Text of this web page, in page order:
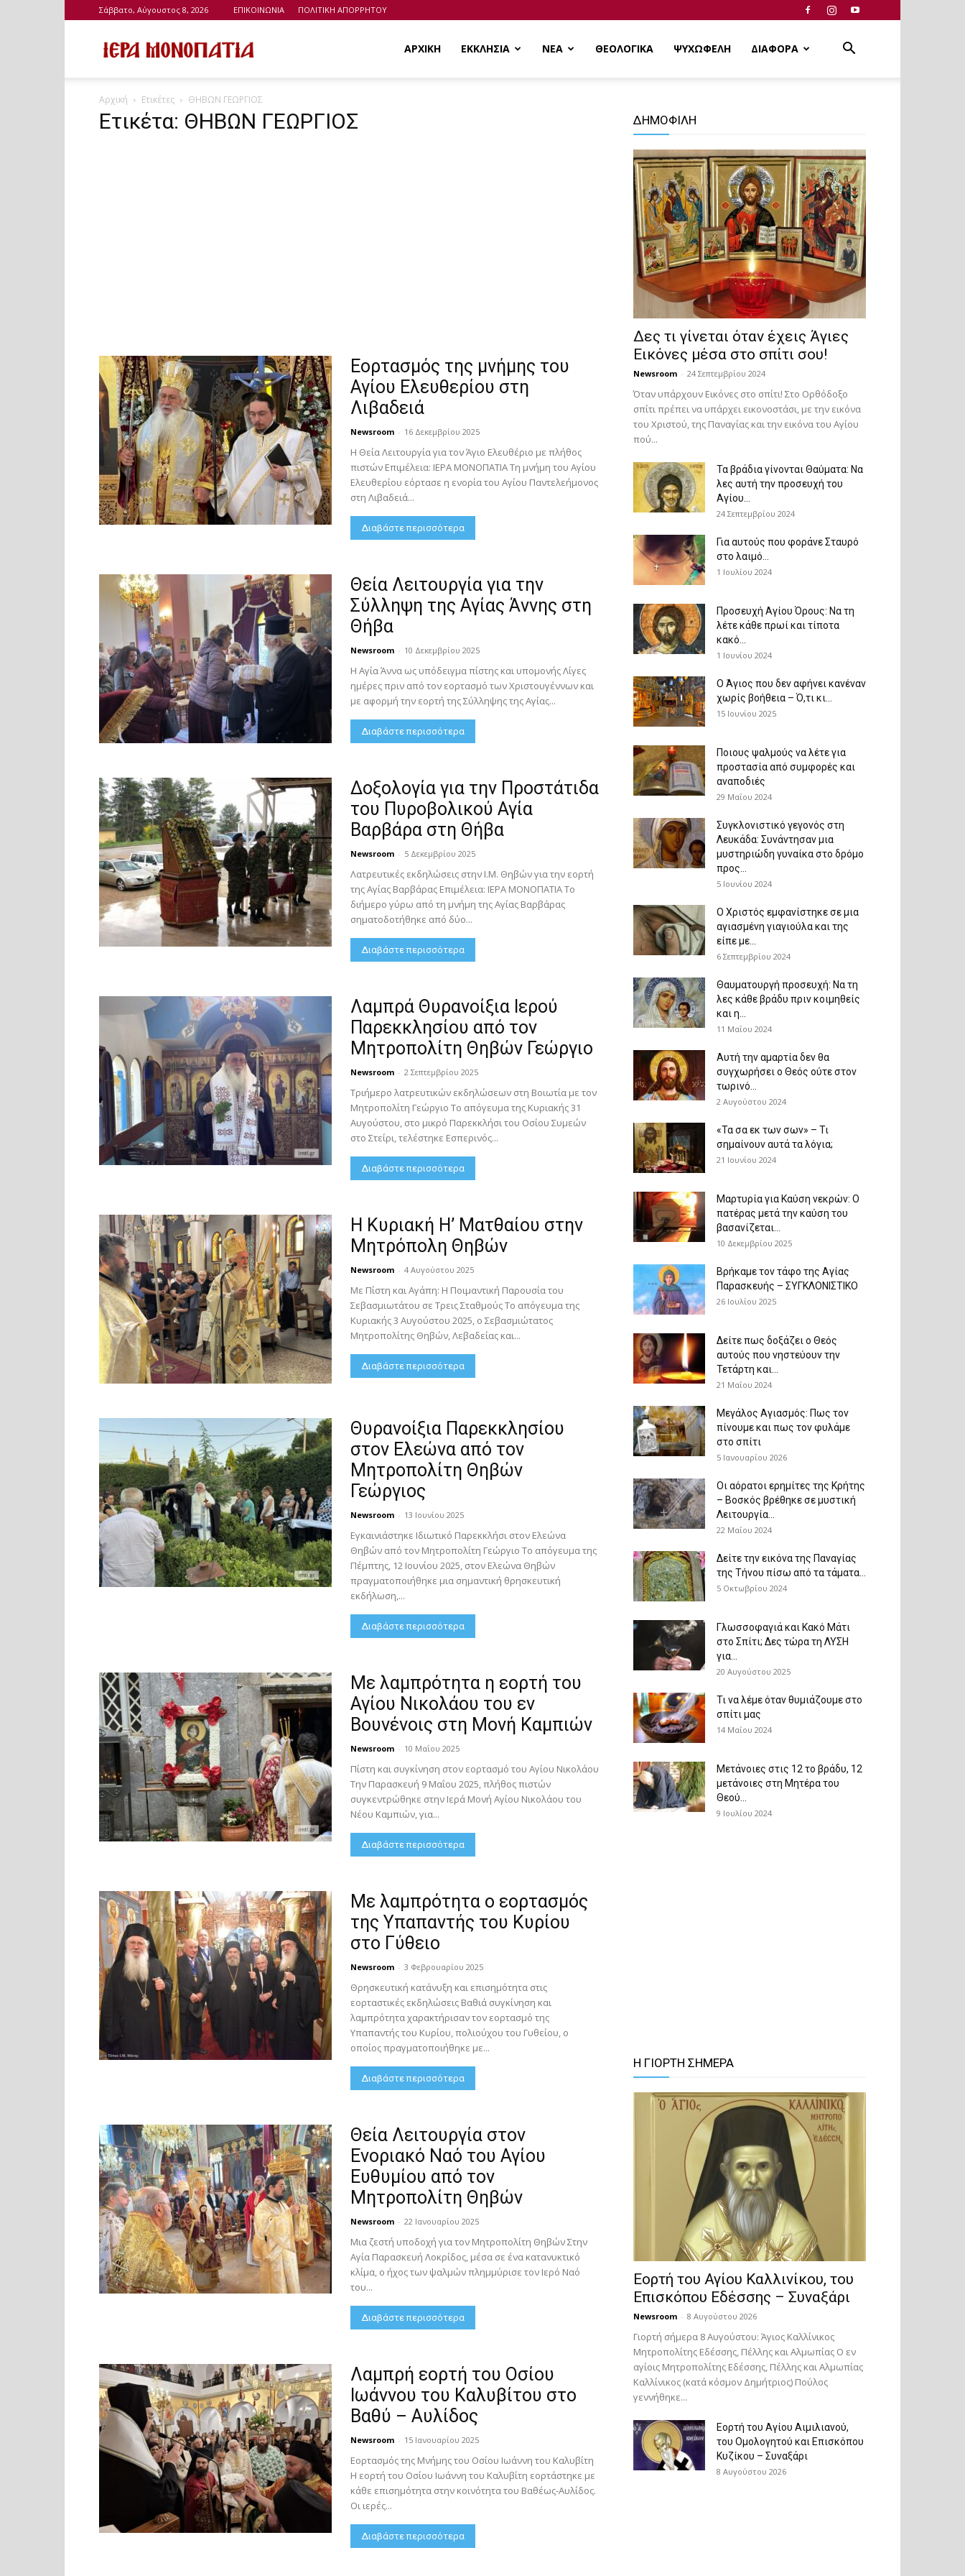
Σάββατο, Αύγουστος 8, 2026 ΕΠΙΚΟΙΝΩΝΙΑ ΠΟΛΙΤΙΚΗ ΑΠΟΡΡΗΤΟΥ
Μονοπάτια
ΑΡΧΙΚΗ ΕΚΚΛΗΣΙΑ ΝΕΑ ΘΕΟΛΟΓΙΚΑ ΨΥΧΩΦΕΛΗ ΔΙΑΦΟΡΑ
Αρχική Ετικέτες ΘΗΒΩΝ ΓΕΩΡΓΙΟΣ
Ετικέτα: ΘΗΒΩΝ ΓΕΩΡΓΙΟΣ
Εορτασμός της μνήμης του
Αγίου Ελευθερίου στη
Λιβαδειά
Newsroom - 16 Δεκεμβρίου 2025
Η Θεία Λειτουργία για τον Άγιο Ελευθέριο με πλήθος
πιστών Επιμέλεια: ΙΕΡΑ ΜΟΝΟΠΑΤΙΑ Τη μνήμη του Αγίου
Ελευθερίου εόρτασε η ενορία του Αγίου Παντελεήμονος
στη Λιβαδειά...
Διαβάστε περισσότερα
Θεία Λειτουργία για την
Σύλληψη της Αγίας Άννης στη
Θήβα
Newsroom - 10 Δεκεμβρίου 2025
Η Αγία Άννα ως υπόδειγμα πίστης και υπομονής Λίγες
ημέρες πριν από τον εορτασμό των Χριστουγέννων και
με αφορμή την εορτή της Σύλληψης της Αγίας...
Διαβάστε περισσότερα
Δοξολογία για την Προστάτιδα
του Πυροβολικού Αγία
Βαρβάρα στη Θήβα
Newsroom - 5 Δεκεμβρίου 2025
Λατρευτικές εκδηλώσεις στην Ι.Μ. Θηβών για την εορτή
της Αγίας Βαρβάρας Επιμέλεια: ΙΕΡΑ ΜΟΝΟΠΑΤΙΑ Το
διήμερο γύρω από τη μνήμη της Αγίας Βαρβάρας
σηματοδοτήθηκε από δύο...
Διαβάστε περισσότερα
Λαμπρά Θυρανοίξια Ιερού
Παρεκκλησίου από τον
Μητροπολίτη Θηβών Γεώργιο
Newsroom - 2 Σεπτεμβρίου 2025
Τριήμερο λατρευτικών εκδηλώσεων στη Βοιωτία με τον
Μητροπολίτη Γεώργιο Το απόγευμα της Κυριακής 31
Αυγούστου, στο μικρό Παρεκκλήσι του Οσίου Συμεών
στο Στείρι, τελέστηκε Εσπερινός...
Διαβάστε περισσότερα
Η Κυριακή Η’ Ματθαίου στην
Μητρόπολη Θηβών
Newsroom - 4 Αυγούστου 2025
Με Πίστη και Αγάπη: Η Ποιμαντική Παρουσία του
Σεβασμιωτάτου σε Τρεις Σταθμούς Το απόγευμα της
Κυριακής 3 Αυγούστου 2025, ο Σεβασμιώτατος
Μητροπολίτης Θηβών, Λεβαδείας και...
Διαβάστε περισσότερα
Θυρανοίξια Παρεκκλησίου
στον Ελεώνα από τον
Μητροπολίτη Θηβών
Γεώργιος
Newsroom - 13 Ιουνίου 2025
Εγκαινιάστηκε Ιδιωτικό Παρεκκλήσι στον Ελεώνα
Θηβών από τον Μητροπολίτη Γεώργιο Το απόγευμα της
Πέμπτης, 12 Ιουνίου 2025, στον Ελεώνα Θηβών
πραγματοποιήθηκε μια σημαντική θρησκευτική
εκδήλωση,...
Διαβάστε περισσότερα
Με λαμπρότητα η εορτή του
Αγίου Νικολάου του εν
Βουνένοις στη Μονή Καμπιών
Newsroom - 10 Μαΐου 2025
Πίστη και συγκίνηση στον εορτασμό του Αγίου Νικολάου
Την Παρασκευή 9 Μαΐου 2025, πλήθος πιστών
συγκεντρώθηκε στην Ιερά Μονή Αγίου Νικολάου του
Νέου Καμπιών, για...
Διαβάστε περισσότερα
Με λαμπρότητα ο εορτασμός
της Υπαπαντής του Κυρίου
στο Γύθειο
Newsroom - 3 Φεβρουαρίου 2025
Θρησκευτική κατάνυξη και επισημότητα στις
εορταστικές εκδηλώσεις Βαθιά συγκίνηση και
λαμπρότητα χαρακτήρισαν τον εορτασμό της
Υπαπαντής του Κυρίου, πολιούχου του Γυθείου, ο
οποίος πραγματοποιήθηκε με...
Διαβάστε περισσότερα
Θεία Λειτουργία στον
Ενοριακό Ναό του Αγίου
Ευθυμίου από τον
Μητροπολίτη Θηβών
Newsroom - 22 Ιανουαρίου 2025
Μια ζεστή υποδοχή για τον Μητροπολίτη Θηβών Στην
Αγία Παρασκευή Λοκρίδος, μέσα σε ένα κατανυκτικό
κλίμα, ο ήχος των ψαλμών πλημμύρισε τον Ιερό Ναό
του...
Διαβάστε περισσότερα
Λαμπρή εορτή του Οσίου
Ιωάννου του Καλυβίτου στο
Βαθύ – Αυλίδος
Newsroom - 15 Ιανουαρίου 2025
Εορτασμός της Μνήμης του Οσίου Ιωάννη του Καλυβίτη
Η εορτή του Οσίου Ιωάννη του Καλυβίτη εορτάστηκε με
κάθε επισημότητα στην κοινότητα του Βαθέως-Αυλίδος.
Οι ιερές...
Διαβάστε περισσότερα
ΔΗΜΟΦΙΛΗ
Δες τι γίνεται όταν έχεις Άγιες
Εικόνες μέσα στο σπίτι σου!
Newsroom - 24 Σεπτεμβρίου 2024
Όταν υπάρχουν Εικόνες στο σπίτι! Στο Ορθόδοξο
σπίτι πρέπει να υπάρχει εικονοστάσι, με την εικόνα
του Χριστού, της Παν­αγίας και την εικόνα του Αγίου
πού...
Τα βράδια γίνονται Θαύματα: Να
λες αυτή την προσευχή του
Αγίου...
24 Σεπτεμβρίου 2024
Για αυτούς που φοράνε Σταυρό
στο λαιμό…
1 Ιουλίου 2024
Προσευχή Αγίου Όρους: Να τη
λέτε κάθε πρωί και τίποτα
κακό...
1 Ιουνίου 2024
Ο Άγιος που δεν αφήνει κανέναν
χωρίς βοήθεια – Ό,τι κι...
15 Ιουνίου 2025
Ποιους ψαλμούς να λέτε για
προστασία από συμφορές και
αναποδιές
29 Μαΐου 2024
Συγκλονιστικό γεγονός στη
Λευκάδα: Συνάντησαν μια
μυστηριώδη γυναίκα στο δρόμο
προς...
5 Ιουνίου 2024
Ο Χριστός εμφανίστηκε σε μια
αγιασμένη γιαγιούλα και της
είπε με...
6 Σεπτεμβρίου 2024
Θαυματουργή προσευχή: Να τη
λες κάθε βράδυ πριν κοιμηθείς
και η...
11 Μαΐου 2024
Αυτή την αμαρτία δεν θα
συγχωρήσει ο Θεός ούτε στον
τωρινό...
2 Αυγούστου 2024
«Τα σα εκ των σων» – Τι
σημαίνουν αυτά τα λόγια;
21 Ιουνίου 2024
Μαρτυρία για Καύση νεκρών: Ο
πατέρας μετά την καύση του
βασανίζεται...
10 Δεκεμβρίου 2025
Βρήκαμε τον τάφο της Αγίας
Παρασκευής – ΣΥΓΚΛΟΝΙΣΤΙΚΟ
26 Ιουλίου 2025
Δείτε πως δοξάζει ο Θεός
αυτούς που νηστεύουν την
Τετάρτη και...
21 Μαΐου 2024
Μεγάλος Αγιασμός: Πως τον
πίνουμε και πως τον φυλάμε
στο σπίτι
5 Ιανουαρίου 2026
Οι αόρατοι ερημίτες της Κρήτης
– Βοσκός βρέθηκε σε μυστική
Λειτουργία...
22 Μαΐου 2024
Δείτε την εικόνα της Παναγίας
της Τήνου πίσω από τα τάματα...
5 Οκτωβρίου 2024
Γλωσσοφαγιά και Κακό Μάτι
στο Σπίτι; Δες τώρα τη ΛΥΣΗ
για...
20 Αυγούστου 2025
Τι να λέμε όταν θυμιάζουμε στο
σπίτι μας
14 Μαΐου 2024
Μετάνοιες στις 12 το βράδυ, 12
μετάνοιες στη Μητέρα του
Θεού...
9 Ιουλίου 2024
Η ΓΙΟΡΤΗ ΣΗΜΕΡΑ
Εορτή του Αγίου Καλλινίκου, του
Επισκόπου Εδέσσης – Συναξάρι
Newsroom - 8 Αυγούστου 2026
Γιορτή σήμερα 8 Αυγούστου: Άγιος Καλλίνικος
Μητροπολίτης Εδέσσης, Πέλλης και Αλμωπίας Ο εν
αγίοις Μητροπολίτης Εδέσσης, Πέλλης και Αλμωπίας
Καλλίνικος (κατά κόσμον Δημήτριος) Πούλος
γεννήθηκε...
Εορτή του Αγίου Αιμιλιανού,
του Ομολογητού και Επισκόπου
Κυζίκου – Συναξάρι
8 Αυγούστου 2026